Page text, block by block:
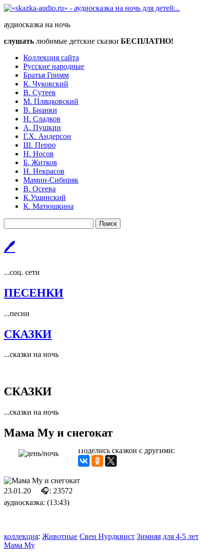
аудиосказка на ночь
слушать любимые детские сказки БЕСПЛАТНО!
Коллекция сайта
Русские народные
Братья Гримм
К. Чуковский
В. Сутеев
М. Пляцковский
В. Бианки
Н. Сладков
А. Пушкин
Г.Х. Андерсон
Ш. Перро
Н. Носов
Б. Житков
Н. Некрасов
Мамин-Сибиряк
В. Осеева
К.Ушинский
К. Матюшкина
Поиск
🖊
...соц. сети
ПЕСЕНКИ
...песни
СКАЗКИ
...сказки на ночь
СКАЗКИ
...сказки на ночь
Мама Му и снегокат
Поделись сказкой с другими:
23.01.20
🎧: 23572
аудиосказка: (13:43)
коллекция: Животные Свен Нурдквист Зимняя для 4-5 лет
Мама Му